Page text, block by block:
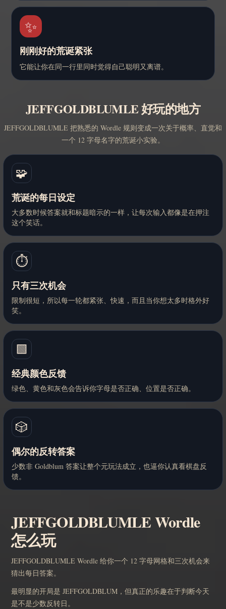
✨
刚刚好的荒诞紧张
它能让你在同一行里同时觉得自己聪明又离谱。
JEFFGOLDBLUMLE 好玩的地方
JEFFGOLDBLUMLE 把熟悉的 Wordle 规则变成一次关于概率、直觉和
一个 12 字母名字的荒诞小实验。
🧩
荒诞的每日设定
大多数时候答案就和标题暗示的一样，让每次输入都像是在押注
这个笑话。
⏱️
只有三次机会
限制很短，所以每一轮都紧张、快速，而且当你想太多时格外好
笑。
🟩
经典颜色反馈
绿色、黄色和灰色会告诉你字母是否正确、位置是否正确。
🎲
偶尔的反转答案
少数非 Goldblum 答案让整个元玩法成立，也逼你认真看棋盘反
馈。
JEFFGOLDBLUMLE Wordle
怎么玩
JEFFGOLDBLUMLE Wordle 给你一个 12 字母网格和三次机会来
猜出每日答案。
最明显的开局是 JEFFGOLDBLUM，但真正的乐趣在于判断今天
是不是少数反转日。